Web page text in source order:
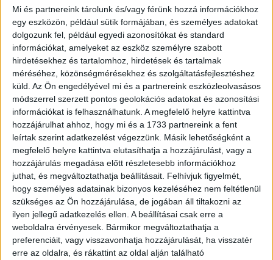
Mi és partnereink tárolunk és/vagy férünk hozzá információkhoz
egy eszközön, például sütik formájában, és személyes adatokat
dolgozunk fel, például egyedi azonosítókat és standard
információkat, amelyeket az eszköz személyre szabott
hirdetésekhez és tartalomhoz, hirdetések és tartalmak
méréséhez, közönségmérésekhez és szolgáltatásfejlesztéshez
küld. Az Ön engedélyével mi és a partnereink eszközleolvasásos
módszerrel szerzett pontos geolokációs adatokat és azonosítási
információkat is felhasználhatunk. A megfelelő helyre kattintva
hozzájárulhat ahhoz, hogy mi és a 1733 partnereink a fent
leírtak szerint adatkezelést végezzünk. Másik lehetőségként a
megfelelő helyre kattintva elutasíthatja a hozzájárulást, vagy a
hozzájárulás megadása előtt részletesebb információkhoz
juthat, és megváltoztathatja beállításait. Felhívjuk figyelmét,
hogy személyes adatainak bizonyos kezeléséhez nem feltétlenül
szükséges az Ön hozzájárulása, de jogában áll tiltakozni az
ilyen jellegű adatkezelés ellen. A beállításai csak erre a
weboldalra érvényesek. Bármikor megváltoztathatja a
preferenciáit, vagy visszavonhatja hozzájárulását, ha visszatér
erre az oldalra, és rákattint az oldal alján található
ALKALMI ÁRUHÁZI
KISEGÍTŐ
Siófok
18 év alatt végezhető